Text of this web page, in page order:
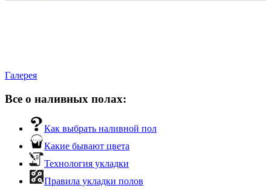
Галерея
Все о наливных полах:
Как выбрать наливной пол
Какие бывают цвета
Технология укладки
Правила укладки полов